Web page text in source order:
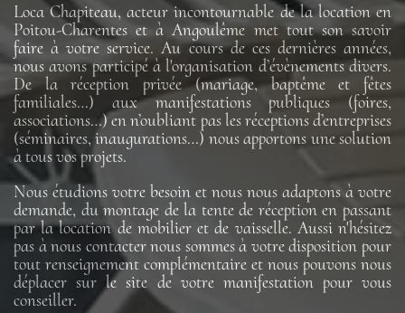
Loca Chapiteau, acteur incontournable de la location en
Poitou-Charentes et à Angoulême met tout son savoir
faire à votre service. Au cours de ces dernières années,
nous avons participé à l'organisation d’évènements divers.
De la réception privée (mariage, baptême et fêtes
familiales…) aux manifestations publiques (foires,
associations…) en n’oubliant pas les réceptions d’entreprises
(séminaires, inaugurations…) nous apportons une solution
à tous vos projets.
Nous étudions votre besoin et nous nous adaptons à votre
demande, du montage de la tente de réception en passant
par la location de mobilier et de vaisselle. Aussi n'hésitez
pas à nous contacter nous sommes à votre disposition pour
tout renseignement complémentaire et nous pouvons nous
déplacer sur le site de votre manifestation pour vous
conseiller.